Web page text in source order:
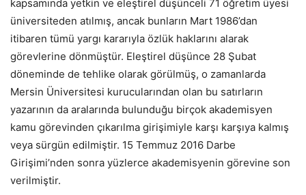
kapsamında yetkin ve eleştirel düşünceli 71 öğretim üyesi
üniversiteden atılmış, ancak bunların Mart 1986’dan
itibaren tümü yargı kararıyla özlük haklarını alarak
görevlerine dönmüştür. Eleştirel düşünce 28 Şubat
döneminde de tehlike olarak görülmüş, o zamanlarda
Mersin Üniversitesi kurucularından olan bu satırların
yazarının da aralarında bulunduğu birçok akademisyen
kamu görevinden çıkarılma girişimiyle karşı karşıya kalmış
veya sürgün edilmiştir. 15 Temmuz 2016 Darbe
Girişimi’nden sonra yüzlerce akademisyenin görevine son
verilmiştir.